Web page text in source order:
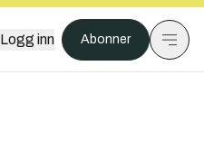
Logg inn Abonner